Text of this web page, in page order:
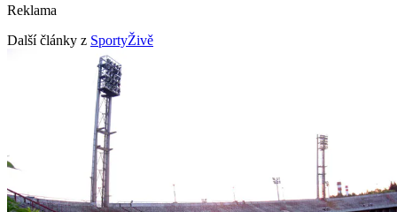
Reklama
Další články z SportyŽivě